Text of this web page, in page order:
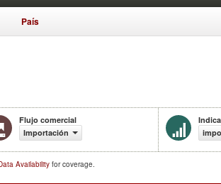
País
Flujo comercial
Importación
Availability for coverage.